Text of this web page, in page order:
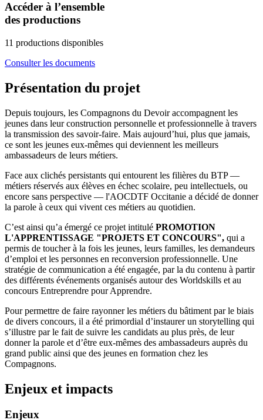
Accéder à l’ensemble
des productions
11 productions disponibles
Consulter les documents
Présentation du projet
Depuis toujours, les Compagnons du Devoir accompagnent les
jeunes dans leur construction personnelle et professionnelle à travers
la transmission des savoir-faire. Mais aujourd’hui, plus que jamais,
ce sont les jeunes eux-mêmes qui deviennent les meilleurs
ambassadeurs de leurs métiers.
Face aux clichés persistants qui entourent les filières du BTP —
métiers réservés aux élèves en échec scolaire, peu intellectuels, ou
encore sans perspective — l'AOCDTF Occitanie a décidé de donner
la parole à ceux qui vivent ces métiers au quotidien.
C’est ainsi qu’a émergé ce projet intitulé PROMOTION
L'APPRENTISSAGE "PROJETS ET CONCOURS", qui a
permis de toucher à la fois les jeunes, leurs familles, les demandeurs
d’emploi et les personnes en reconversion professionnelle. Une
stratégie de communication a été engagée, par la du contenu à partir
des différents événements organisés autour des Worldskills et au
concours Entreprendre pour Apprendre.
Pour permettre de faire rayonner les métiers du bâtiment par le biais
de divers concours, il a été primordial d’instaurer un storytelling qui
s’illustre par le fait de suivre les candidats au plus près, de leur
donner la parole et d’être eux-mêmes des ambassadeurs auprès du
grand public ainsi que des jeunes en formation chez les
Compagnons.
Enjeux et impacts
Enjeux